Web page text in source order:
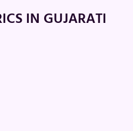
IN GUJARATI